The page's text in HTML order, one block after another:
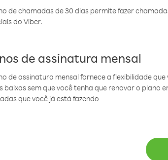
de chamadas de 30 dias permite fazer
do Viber.
de assinatura mensal
de assinatura mensal fornece a flexibilidade
baixas sem que você tenha que renovar o plano
que você já está fazendo